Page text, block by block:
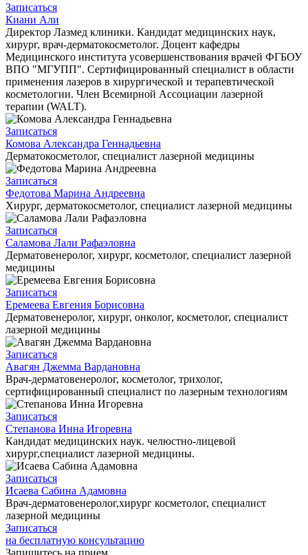
Записаться
Киани Али
Директор Лазмед клиники. Кандидат медицинских наук,
хирург, врач-дерматокосметолог. Доцент кафедры
Медицинского института усовершенствования врачей ФГБОУ
ВПО "МГУПП". Сертифицированный специалист в области
применения лазеров в хирургической и терапевтической
косметологии. Член Всемирной Ассоциации лазерной
терапии (WALT).
Записаться
Комова Александра Геннадьевна
Дерматокосметолог, специалист лазерной медицины
Записаться
Федотова Марина Андреевна
Хирург, дерматокосметолог, специалист лазерной медицины
Записаться
Саламова Лали Рафаэловна
Дерматовенеролог, хирург, косметолог, специалист лазерной
медицины
Записаться
Еремеева Евгения Борисовна
Дерматовенеролог, хирург, онколог, косметолог, специалист
лазерной медицины
Записаться
Авагян Джемма Вардановна
Врач-дерматовенеролог, косметолог, трихолог,
сертифицированный специалист по лазерным технологиям
Записаться
Степанова Инна Игоревна
Кандидат медицинских наук. челюстно-лицевой
хирург,специалист лазерной медицины.
Записаться
Исаева Сабина Адамовна
Врач-дерматовенеролог,хирург косметолог, специалист
лазерной медицины
Записаться
на бесплатную консультацию
Запишитесь на прием